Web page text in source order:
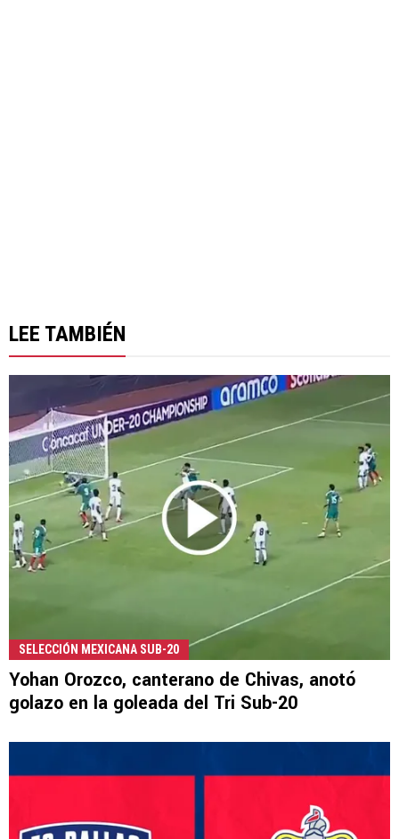
LEE TAMBIÉN
SELECCIÓN MEXICANA SUB-20
Yohan Orozco, canterano de Chivas, anotó
golazo en la goleada del Tri Sub-20